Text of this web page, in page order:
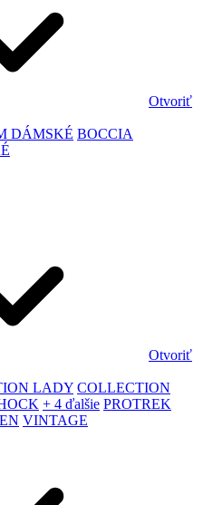
Otvoriť
DÁMSKÉ BOCCIA
Otvoriť
LADY COLLECTION
+ 4 ďalšie PROTREK
VINTAGE